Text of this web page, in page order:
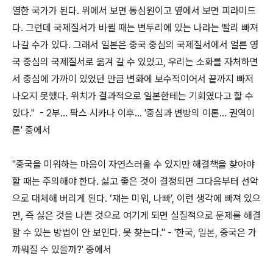
열한 국가가 된다. 위에서 보면 동심원이고 옆에서 보면 피라미드
다. 그런데 국제질서가 바뀔 때는 변두리에 있는 나라는 빨리 빠져
나갈 수가 있다. 그래서 일본은 중국 중심의 국제질서에서 얼른 영
국 중심의 국제질서로 옮겨 갈 수 있었고, 우리는 소화를 자처하면
서 중심에 가까이 있었던 만큼 변화에 보수적이어서 끝까지 빠져
나오지 못했다. 위치가 결과적으로 일본한테는 기회였다고 할 수
있다." - 2부... 팍스 시카나 이후... '중심과 변방의 이론... 권역이
론' 중에서
"중국을 미워하는 마음이 자연스러울 수 있지만 해결책을 찾아야
할 때는 주의해야 한다. 싫고 좋은 것이 결정되면 그다음부터 선악
으로 대체해 버리게 된다. ‘쟤는 미워, 나빠’, 이런 생각에 빠져 있으
면, 즉 싫은 것을 나쁜 것으로 여기게 되면 실질적으로 문제를 해결
할 수 있는 방법이 안 보인다. 못 찾는다." - '한국, 일본, 중국은 가
까워질 수 있을까?' 중에서